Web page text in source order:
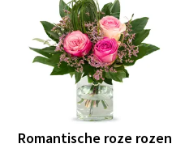
Romantische roze rozen